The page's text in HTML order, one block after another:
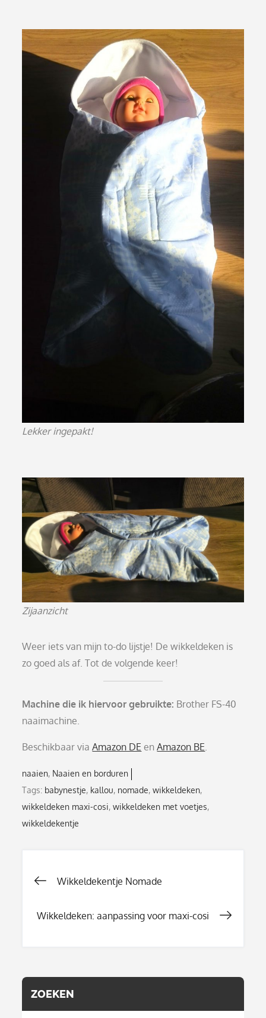
Lekker ingepakt!
Zijaanzicht
Weer iets van mijn to-do lijstje! De wikkeldeken is
zo goed als af. Tot de volgende keer!
Machine die ik hiervoor gebruikte: Brother FS-40
naaimachine.
Beschikbaar viaAmazon DE enAmazon BE.
naaien Naaien en borduren
Tags: babynestje, kallou, nomade,wikkeldeken,
wikkeldeken maxi-cosi,wikkeldeken met voetjes,
wikkeldekentje
Wikkeldekentje Nomade
Wikkeldeken: aanpassing voor maxi-cosi
ZOEKEN